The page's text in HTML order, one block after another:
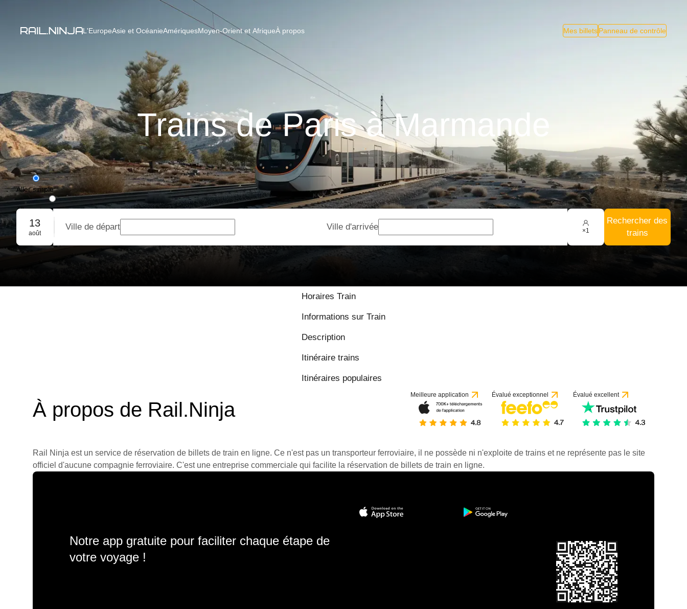
L'EuropeAsie et OcéanieAmériquesMoyen-Orient et AfriqueÀ propos Mes billetsPanneau de contrôle
Trains de Paris à Marmande
Aller simple
Aller-retour
Réservation de groupe
13
août
Ville de départ Ville d'arrivée ×1
Rechercher des
trains
Horaires Train
Informations sur Train
Description
Itinéraire trains
Itinéraires populaires
À propos de Rail.Ninja
Meilleure application Évalué exceptionnel Évalué excellent
Rail Ninja est un service de réservation de billets de train en ligne. Ce n'est pas un transporteur ferroviaire, il ne possède ni n'exploite de trains et ne représente pas le site
officiel d'aucune compagnie ferroviaire. C'est une entreprise commerciale qui facilite la réservation de billets de train en ligne.
Notre app gratuite pour faciliter chaque étape de
votre voyage !